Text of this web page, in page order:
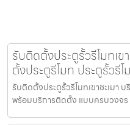
รับติดตั้งประตูรั้วรีโมทเข
ตั้งประตูรีโมท ประตูรั้วรี
รับติดตั้งประตูรั้วรีโมทเขาชะเมา บ
พร้อมบริการติดตั้ง แบบครบวงจ